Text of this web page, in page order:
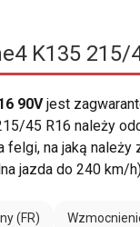
K135 215/
90Vjest
45 R16 należy
na jaką
jazda do 240 km/
(FR)